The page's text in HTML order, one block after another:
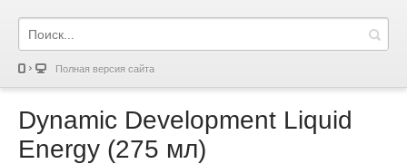
Полная версия сайта
Dynamic Development Liquid
Energy (275 мл)